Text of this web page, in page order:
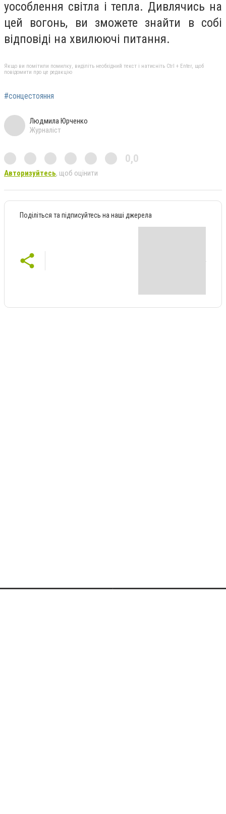
уособлення світла і тепла. Дивлячись на
цей вогонь, ви зможете знайти в собі
відповіді на хвилюючі питання.
Якщо ви помітили помилку, виділіть необхідний текст і натисніть Ctrl + Enter, щоб
повідомити про це редакцію
#сонцестояння
Людмила Юрченко
Журналіст
0,0
Авторизуйтесь, щоб оцінити
Поділіться та підписуйтесь на наші джерела